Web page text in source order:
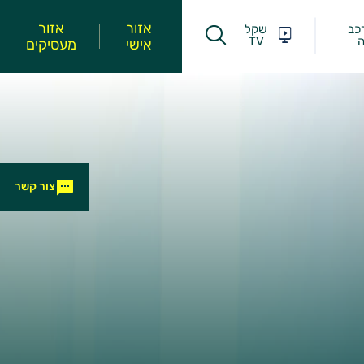
שקל
TV
אזור
אישי
אזור
מעסיקים
צור קשר